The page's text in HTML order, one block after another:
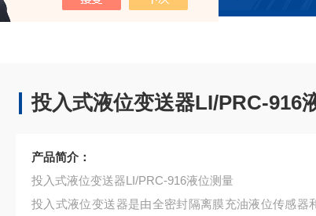
投入式液位变送器LI/PRC-916
产品简介：
投入式液位变送器LI/PRC-916液位测量
投入式液位变送器是由全密封隔离膜充油液位传感